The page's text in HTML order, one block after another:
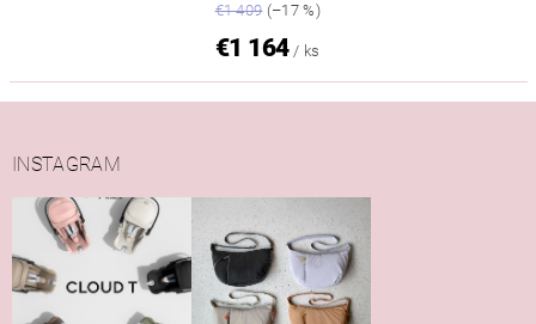
€1 409(–17 %)
€1 164 / ks
INSTAGRAM